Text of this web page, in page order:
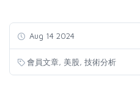
Aug 14 2024
會員文章 美股 技術分析